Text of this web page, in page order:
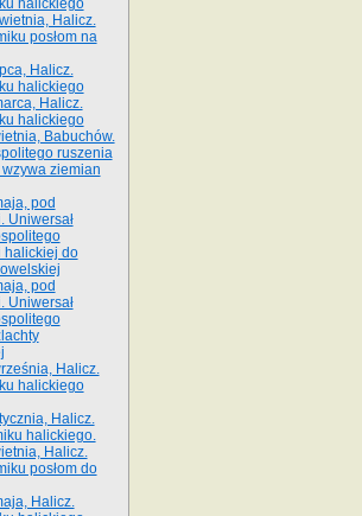
halickiego
Halicz.
posłom na
Halicz.
halickiego
Halicz.
halickiego
Babuchów.
ruszenia
ziemian
pod
Uniwersał
halickiej do
pod
Uniwersał
Halicz.
halickiego
Halicz.
halickiego.
Halicz.
posłom do
Halicz.